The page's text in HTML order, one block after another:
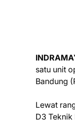
satu unit
Bandung
Lewat
D3 Teknik